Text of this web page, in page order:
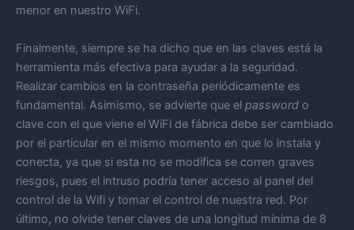
menor en nuestro WiFi.
Finalmente, siempre se ha dicho que en las claves está la
herramienta más efectiva para ayudar a la seguridad.
Realizar cambios en la contraseña periódicamente es
fundamental. Asimismo, se advierte que el password o
clave con el que viene el WiFi de fábrica debe ser cambiado
por el particular en el mismo momento en que lo instala y
conecta, ya que si esta no se modifica se corren graves
riesgos, pues el intruso podría tener acceso al panel del
control de la Wifi y tomar el control de nuestra red. Por
último, no olvide tener claves de una longitud mínima de 8